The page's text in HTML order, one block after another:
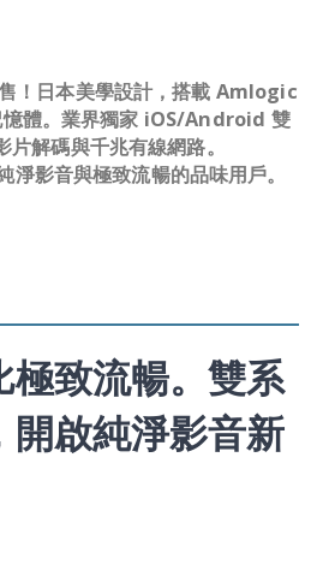
！日本美學設計，搭載 Amlogic
憶體。業界獨家 iOS/Android 雙
解碼與千兆有線網路。
影音與極致流暢的品味用戶。
極致流暢。雙系
開啟純淨影音新